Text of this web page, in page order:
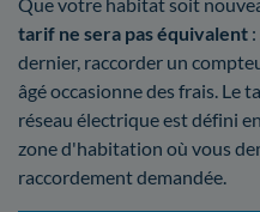
tarif ne sera pas équivalent
dernier, raccorder un
âgé occasionne des frais. Le
réseau électrique est défini
zone d'habitation où vous
raccordement demandée.